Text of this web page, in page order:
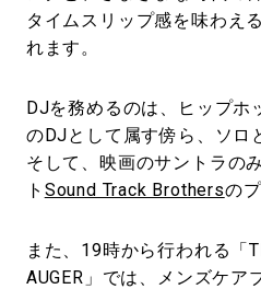
タイムスリップ感を味わえ
れます。
DJを務めるのは、ヒップホ
のDJとして属す傍ら、ソロ
そして、映画のサントラの
ト Sound Track Brothersの
また、19時から行われる「
AUGER」では、メンズケア